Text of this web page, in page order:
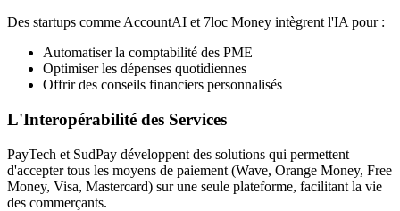
Des startups comme AccountAI et 7loc Money intègrent l'IA pour :
Automatiser la comptabilité des PME
Optimiser les dépenses quotidiennes
Offrir des conseils financiers personnalisés
L'Interopérabilité des Services
PayTech et SudPay développent des solutions qui permettent
d'accepter tous les moyens de paiement (Wave, Orange Money, Free
Money, Visa, Mastercard) sur une seule plateforme, facilitant la vie
des commerçants.